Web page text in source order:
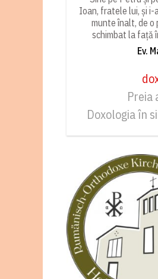
Ioan, fratele lui, și i-
munte înalt, de o
schimbat la față
Ev.
Preia
Doxologia în